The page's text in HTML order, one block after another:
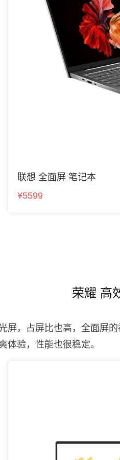
联想 全面屏 笔记本
¥5599
荣耀 高
屏，占屏比也高，全面屏
体验，性能也很稳定。